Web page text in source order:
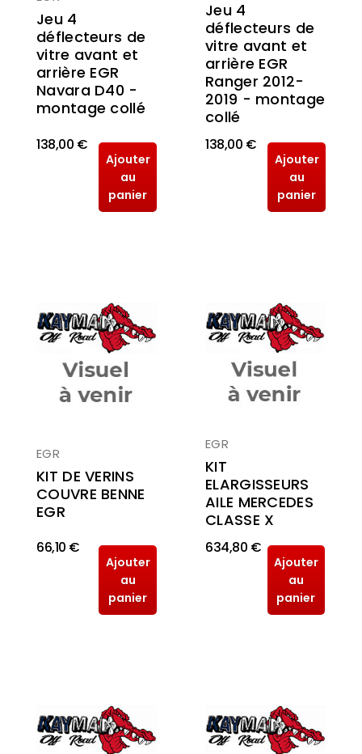
Jeu 4
déflecteurs de
vitre avant et
arrière EGR
Navara D40 -
montage collé
138,00 €
Ajouter
au
panier
Jeu 4
déflecteurs de
vitre avant et
arrière EGR
Ranger 2012-
2019 - montage
collé
138,00 €
Ajouter
au
panier
EGR
KIT DE VERINS
COUVRE BENNE
EGR
66,10 €
Ajouter
au
panier
EGR
KIT
ELARGISSEURS
AILE MERCEDES
CLASSE X
634,80 €
Ajouter
au
panier